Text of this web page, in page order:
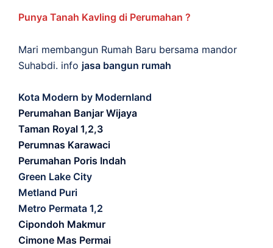
Punya Tanah Kavling di Perumahan ?
Mari membangun Rumah Baru bersama mandor
Suhabdi. info jasa bangun rumah
Kota Modern by Modernland
Perumahan Banjar Wijaya
Taman Royal 1,2,3
Perumnas Karawaci
Perumahan Poris Indah
Green Lake City
Metland Puri
Metro Permata 1,2
Cipondoh Makmur
Cimone Mas Permai